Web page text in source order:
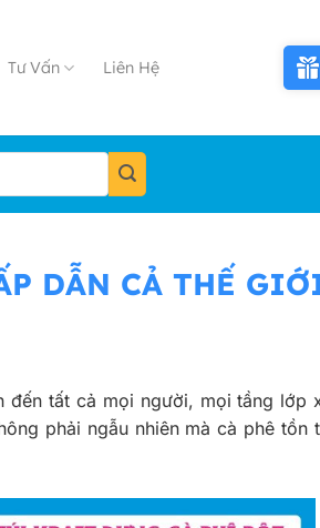
Tư Vấn Liên Hệ
DẪN CẢ THẾ
tất cả mọi người, mọi tầng lớp
phải ngẫu nhiên mà cà phê tồn